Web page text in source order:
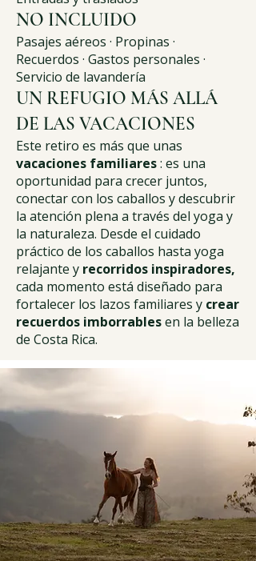
NO INCLUIDO
Pasajes aéreos · Propinas ·
Recuerdos · Gastos personales ·
Servicio de lavandería
UN REFUGIO MÁS ALLÁ
DE LAS VACACIONES
Este retiro es más que unas
vacaciones familiares: es una
oportunidad para crecer juntos,
conectar con los caballos y descubrir
la atención plena a través del yoga y
la naturaleza. Desde el cuidado
práctico de los caballos hasta yoga
relajante y recorridos inspiradores,
cada momento está diseñado para
fortalecer los lazos familiares y crear
recuerdos imborrablesen la belleza
de Costa Rica.